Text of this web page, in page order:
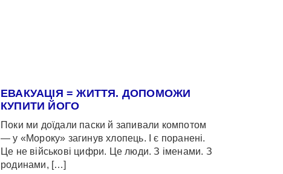
ЕВАКУАЦІЯ = ЖИТТЯ. ДОПОМОЖИ
КУПИТИ ЙОГО
Поки ми доїдали паски й запивали компотом
— у «Мороку» загинув хлопець. І є поранені.
Це не військові цифри. Це люди. З іменами. З
родинами, […]